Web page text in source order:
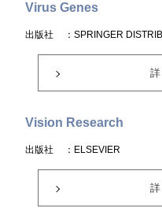
Virus Genes
出版社 ：SPRINGER
Vision Research
出版社 ：ELSEVIER